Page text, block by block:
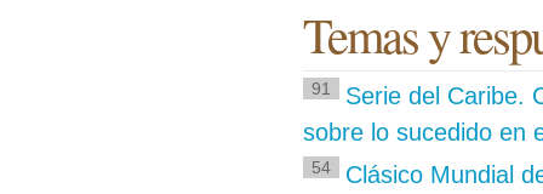
Temas y
91
Serie del Caribe.
sobre lo sucedido en
54
Clásico Mundial